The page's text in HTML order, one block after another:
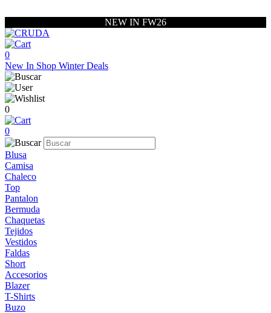
NEW IN FW26
0
New In Shop Winter Deals
0
0
Blusa
Camisa
Chaleco
Top
Pantalon
Bermuda
Chaquetas
Tejidos
Vestidos
Faldas
Short
Accesorios
Blazer
T-Shirts
Buzo